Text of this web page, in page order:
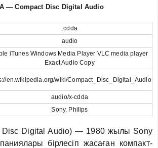
— Compact Disc Digital Audio
.cdda
audio
iTunes Windows Media Player VLC media player
Exact Audio Copy
en.wikipedia.org/wiki/Compact_Disc_Digital_Audio
audio/x-cdda
Sony, Philips
Disc Digital Audio) — 1980 жылы Sony
бірлесіп жасаған компакт-